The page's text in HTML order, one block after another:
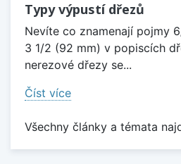
Typy výpustí dřezů
Nevíte co znamenají pojmy
3 1/2 (92 mm) v popiscích
nerezové dřezy se...
Číst více
Všechny články a témata